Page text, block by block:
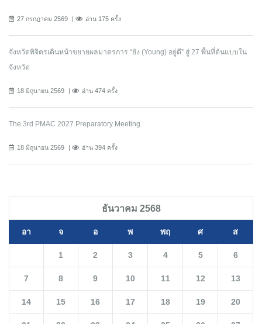
27 กรกฎาคม 2569 อ่าน 175 ครั้ง
จังหวัดพิจิตรเดินหน้าขยายผลมาตรการ “ยัง (Young) อยู่ดี” สู่ 27 พื้นที่ต้นแบบใน
จังหวัด
18 มิถุนายน 2569 อ่าน 474 ครั้ง
The 3rd PMAC 2027 Preparatory Meeting
18 มิถุนายน 2569 อ่าน 394 ครั้ง
ธันวาคม 2568
อา จ อ พ พฤ ศ ส
1 2 3 4 5 6
7 8 9 10 11 12 13
14 15 16 17 18 19 20